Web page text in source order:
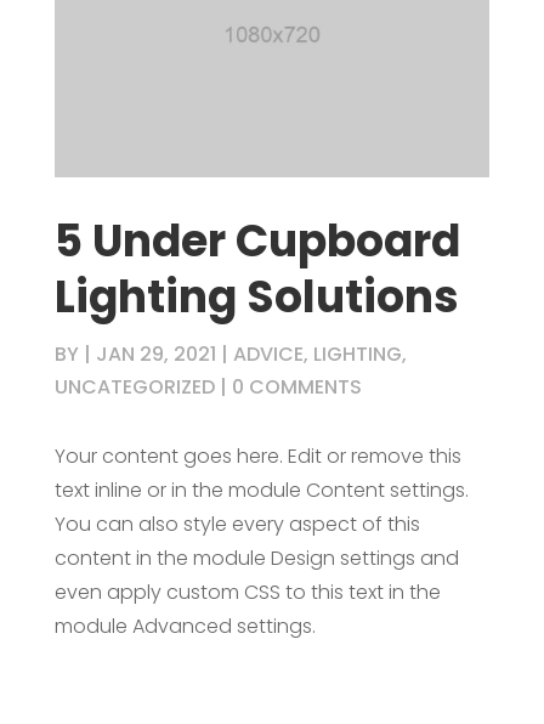
5 Under Cupboard
Lighting Solutions
BY | JAN 29, 2021 | ADVICE, LIGHTING,
UNCATEGORIZED| 0 COMMENTS
Your content goes here. Edit or remove this
text inline or in the module Content settings.
You can also style every aspect of this
content in the module Design settings and
even apply custom CSS to this text in the
module Advanced settings.